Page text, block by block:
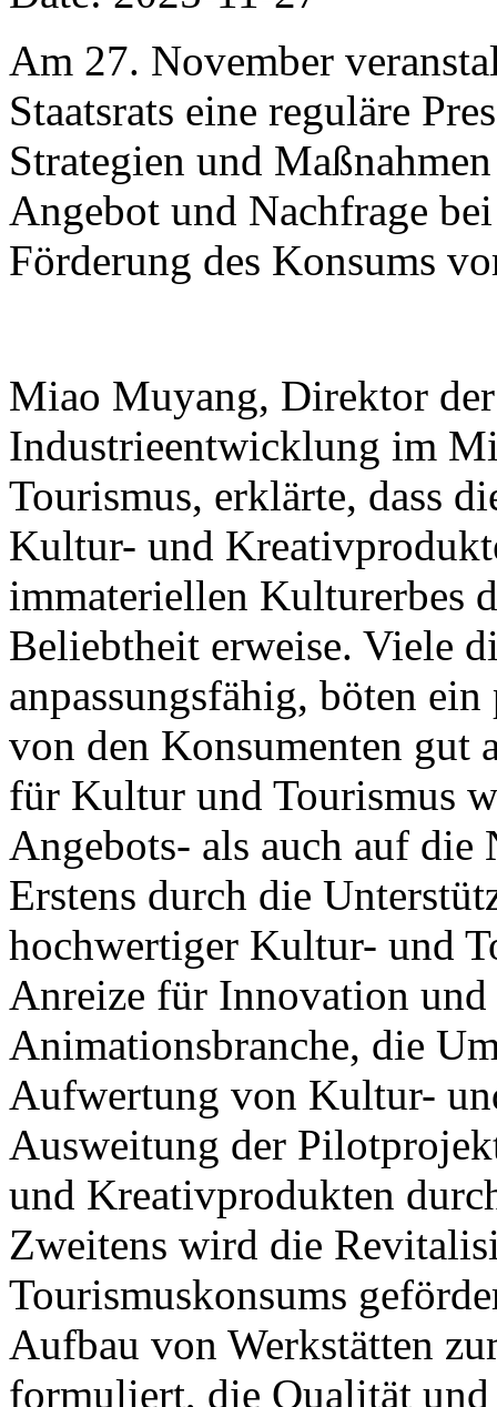
Am 27. November
Staatsrats eine reguläre
Strategien und
Angebot und Nachfrage
Förderung des Konsums
Miao Muyang, Direktor
Industrieentwicklung im
Tourismus, erklärte, dass
Kultur- und
immateriellen Kulturerbes
Beliebtheit erweise. Viele
anpassungsfähig, böten
von den Konsumenten gut
für Kultur und Tourismus
Angebots- als auch auf die
Erstens durch die
hochwertiger Kultur- und
Anreize für Innovation
Animationsbranche, die
Aufwertung von Kultur-
Ausweitung der
und Kreativprodukten
Zweitens wird die
Tourismuskonsums
Aufbau von Werkstätten
formuliert, die Qualität